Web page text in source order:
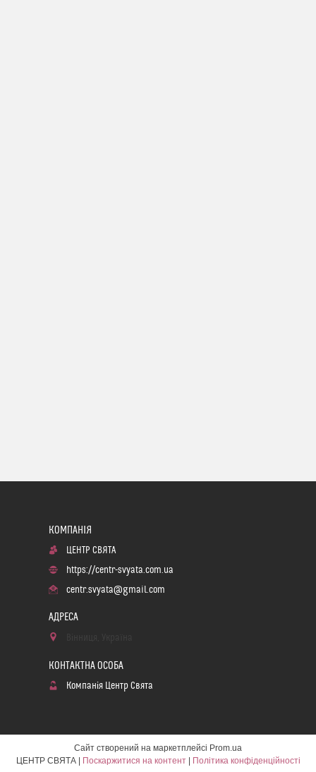
ЦЕНТР СВЯТА
https://centr-svyata.com.ua
centr.svyata@gmail.com
Компанія Центр Свята
Сайт створений на маркетплейсі Prom.ua
ЦЕНТР СВЯТА | Поскаржитися на контент | Політика конфіденційності